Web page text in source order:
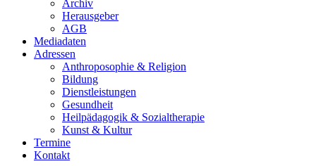
Archiv
Herausgeber
AGB
Mediadaten
Adressen
Anthroposophie & Religion
Bildung
Dienstleistungen
Gesundheit
Heilpädagogik & Sozialtherapie
Kunst & Kultur
Termine
Kontakt